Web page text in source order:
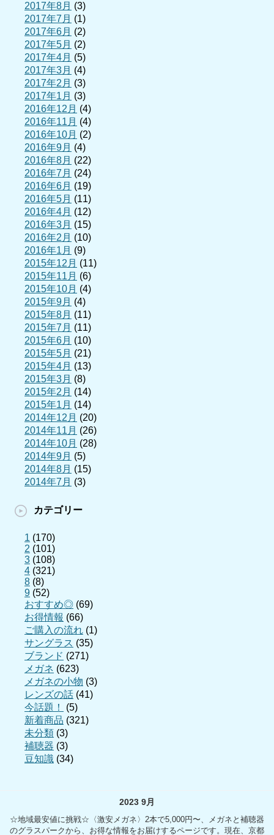
2017年8月 (3)
2017年7月 (1)
2017年6月 (2)
2017年5月 (2)
2017年4月 (5)
2017年3月 (4)
2017年2月 (3)
2017年1月 (3)
2016年12月 (4)
2016年11月 (4)
2016年10月 (2)
2016年9月 (4)
2016年8月 (22)
2016年7月 (24)
2016年6月 (19)
2016年5月 (11)
2016年4月 (12)
2016年3月 (15)
2016年2月 (10)
2016年1月 (9)
2015年12月 (11)
2015年11月 (6)
2015年10月 (4)
2015年9月 (4)
2015年8月 (11)
2015年7月 (11)
2015年6月 (10)
2015年5月 (21)
2015年4月 (13)
2015年3月 (8)
2015年2月 (14)
2015年1月 (14)
2014年12月 (20)
2014年11月 (26)
2014年10月 (28)
2014年9月 (5)
2014年8月 (15)
2014年7月 (3)
カテゴリー
1 (170)
2 (101)
3 (108)
4 (321)
8 (8)
9 (52)
おすすめ◎ (69)
お得情報 (66)
ご購入の流れ (1)
サングラス (35)
ブランド (271)
メガネ (623)
メガネの小物 (3)
レンズの話 (41)
今話題！
(5)
新着商品 (321)
未分類 (3)
補聴器 (3)
豆知識 (34)
2023 9月
☆地域最安値に挑戦☆〈激安メガネ〉2本で5,000円〜、メガネと補聴器
のグラスパークから、お得な情報をお届けするページです。現在、京都